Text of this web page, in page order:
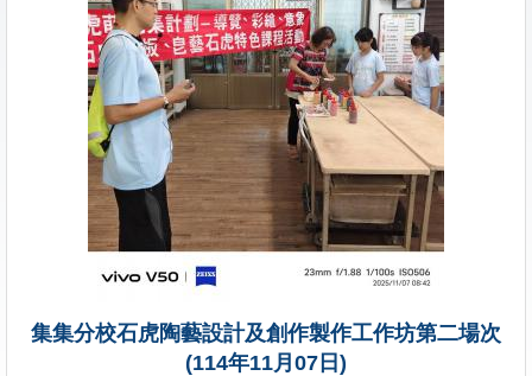
學員專區
教師專區
評委專區
校務行政
集集分校石虎陶藝設計及創作製作工作坊第二場次
(114年11月07日)